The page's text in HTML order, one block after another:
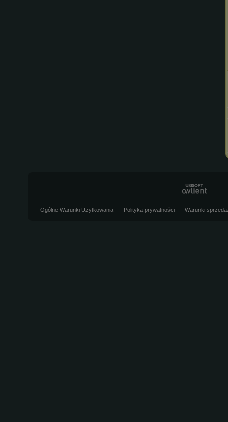
Ogólne Warunki Użytkowania Polityka prywatności Warunki